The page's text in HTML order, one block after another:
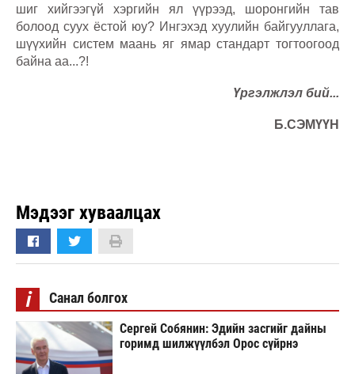
шиг хийгээгүй хэргийн ял үүрээд, шоронгийн тав
болоод суух ёстой юу? Ингэхэд хуулийн байгууллага,
шүүхийн систем маань яг ямар стандарт тогтоогоод
байна аа...?!
Үргэлжлэл бий...
Б.СЭМҮҮН
Мэдээг хуваалцах
i Санал болгох
Сергей Собянин: Эдийн засгийг дайны
горимд шилжүүлбэл Орос сүйрнэ